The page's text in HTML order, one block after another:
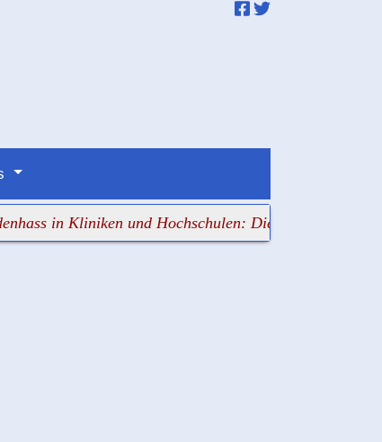
Kliniken und Hochschulen: Die Verantwortlichen